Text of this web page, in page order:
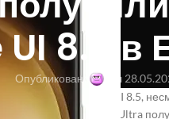
8.5 в
Опубликовано Вкл
One UI 8.5,
S23, S23+ и S23 Ultra